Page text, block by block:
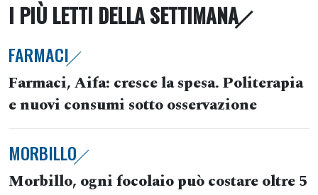
I PIÙ LETTI DELLA SETTIMANA
FARMACI
Farmaci, Aifa: cresce la spesa. Politerapia
e nuovi consumi sotto osservazione
MORBILLO
Morbillo, ogni focolaio può costare oltre 5